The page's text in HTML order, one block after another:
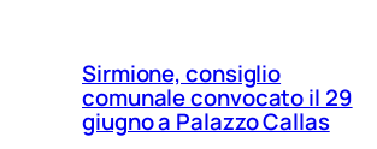
Sirmione, consiglio
comunale convocato il 29
giugno a Palazzo Callas